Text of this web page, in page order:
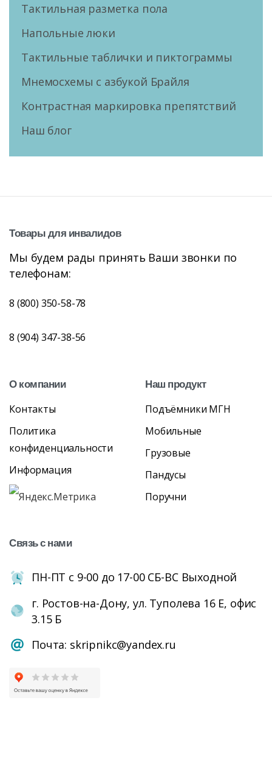
Тактильная разметка пола
Напольные люки
Тактильные таблички и пиктограммы
Мнемосхемы с азбукой Брайля
Контрастная маркировка препятствий
Наш блог
Товарыдля инвалидов
Мы будем рады принять Ваши звонки по
телефонам:
8 (800) 350-58-78
8 (904) 347-38-56
Окомпании
Контакты
Политика
конфиденциальности
Информация
Наш продукт
Подъёмники МГН
Мобильные
Грузовые
Пандусы
Поручни
Связьснами
ПН-ПТ с 9-00 до 17-00 СБ-ВС Выходной
г. Ростов-на-Дону, ул. Туполева 16 Е, офис
3.15 Б
Почта: skripnikc@yandex.ru